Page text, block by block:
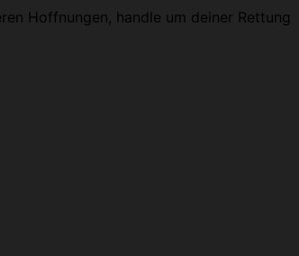
Hoffnungen, handle um deiner Rettung